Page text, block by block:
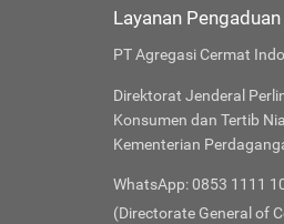
Layanan
PT Agregasi Cermat
Direktorat Jenderal
Konsumen dan Tertib
Kementerian
WhatsApp: 0853 1111
(Directorate General of